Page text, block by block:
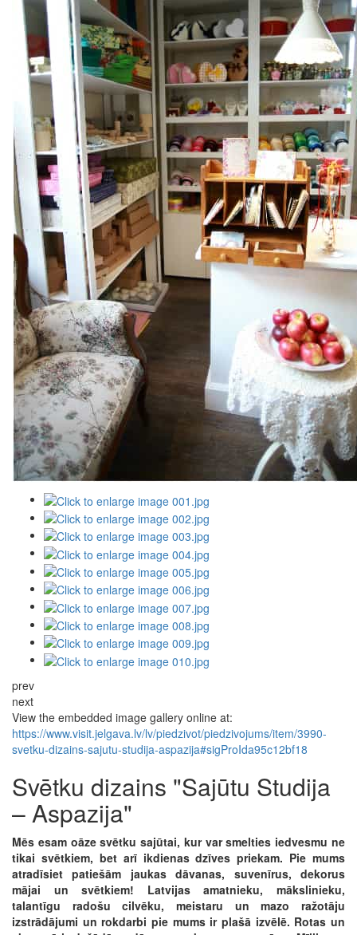
prev
next
View the embedded image gallery online at:
https://www.visit.jelgava.lv/lv/piedzivot/piedzivojums/item/3990-
svetku-dizains-sajutu-studija-aspazija#sigProIda95c12bf18
Svētku dizains "Sajūtu Studija
– Aspazija"
Mēs esam oāze svētku sajūtai, kur var smelties iedvesmu ne
tikai svētkiem, bet arī ikdienas dzīves priekam. Pie mums
atradīsiet patiešām jaukas dāvanas, suvenīrus, dekorus
mājai un svētkiem! Latvijas amatnieku, mākslinieku,
talantīgu radošu cilvēku, meistaru un mazo ražotāju
izstrādājumi un rokdarbi pie mums ir plašā izvēlē. Rotas un